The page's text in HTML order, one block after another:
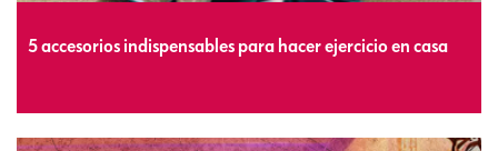
5 accesorios indispensables para hacer ejercicio en casa